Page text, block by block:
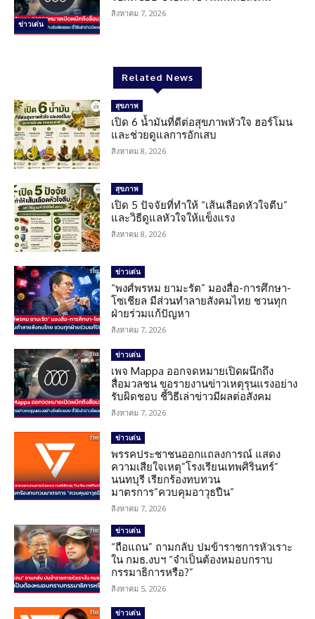
ข่าวเด่น
สิงหาคม 7, 2026
Related News
สุขภาพ
เปิด 6 น้ำมันที่ดีต่อสุขภาพหัวใจ ฮอร์โมน
และช่วยดูแลการอักเสบ
สิงหาคม 8, 2026
สุขภาพ
เปิด 5 ปัจจัยที่ทำให้ “เส้นเลือดหัวใจตีบ”
และวิธีดูแลหัวใจให้แข็งแรง
สิงหาคม 8, 2026
ข่าวเด่น
“พงศ์พรหม ยามะรัต” มองสื่อ-การศึกษา-
โซเชียล มีส่วนทำลายสังคมไทย ชวนทุก
ฝ่ายร่วมแก้ปัญหา
สิงหาคม 7, 2026
ข่าวเด่น
เพจ Mappa ออกจดหมายเปิดผนึกถึง
สื่อมวลชน ขอรายงานข่าวเหตุรุนแรงอย่าง
รับผิดชอบ ชี้วิธีเล่าข่าวมีผลต่อสังคม
สิงหาคม 7, 2026
ข่าวเด่น
พรรคประชาชนออกแถลงการณ์ แสดง
ความเสียใจเหตุ”โรงเรียนเทพศิรินทร์”
นนทบุรี เรียกร้องทบทวน
มาตรการ”ควบคุมอาวุธปืน”
สิงหาคม 7, 2026
ข่าวเด่น
“ถือแถน” ถามกลับ ปมข้าราชการหัวเราะ
ใน กมธ.งบฯ “จำเป็นต้องหมอบกราบ
กรรมาธิการหรือ?”
สิงหาคม 5, 2026
ข่าวเด่น